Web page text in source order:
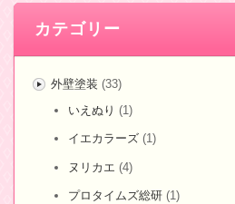
カテゴリー
外壁塗装 (33)
いえぬり (1)
イエカラーズ (1)
ヌリカエ (4)
プロタイムズ総研 (1)